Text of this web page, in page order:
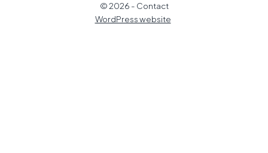
© 2026 - Contact
WordPress website